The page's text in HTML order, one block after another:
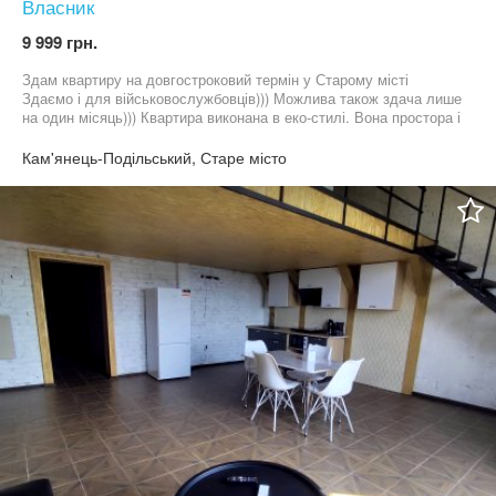
Власник
9 999 грн.
Здам квартиру на довгостроковий термін у Старому місті
Здаємо і для військовослужбовців))) Можлива також здача лише
на один місяць))) Квартира виконана в еко-стилі. Вона простора і
техніка та меблі - ортопедичні матраси - автономне опалення -
кондиціонер - відеонагляд У квартирі може розміститися до 6
осіб. Для авто безкоштовні паркомісця. Комунальні - 2000 грн/
Кам'янець-Подільський, Старе місто